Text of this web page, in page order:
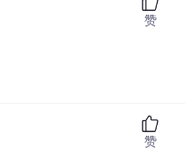
赞
赞